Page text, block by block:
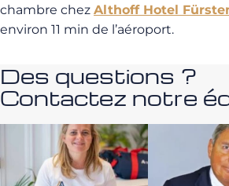
chambre chez Althoff Hotel
environ 11 min de l’aéroport.
Des questions ?
Contactez notre